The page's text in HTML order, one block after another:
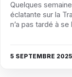
Quelques
éclatante sur la
n’a pas tardé à
5 SEPTEMBRE 2025